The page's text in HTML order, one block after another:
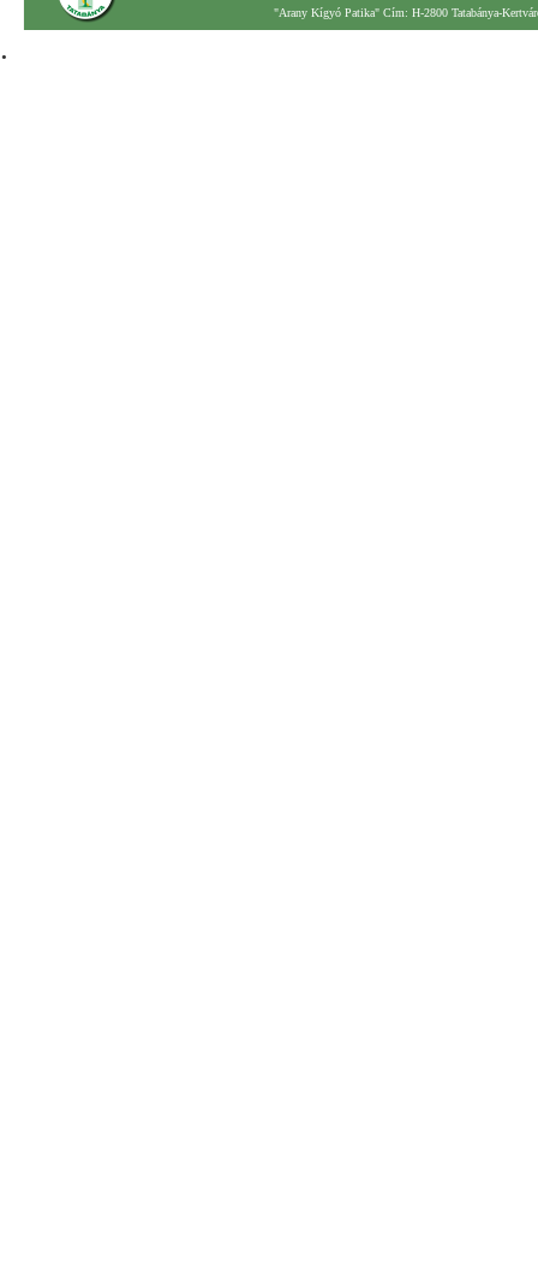
"Arany Kígyó Patika" Cím: H-2800 Tatabánya-
.